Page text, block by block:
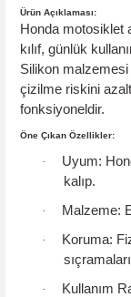
Ürün Açıklaması:
Honda motosiklet
kılıf, günlük
Silikon
çizilme riskini
fonksiyoneldir.
Öne Çıkan Özellikler:
· Uyum:
kalıp.
· Malzeme:
· Koruma:
· Kullanım